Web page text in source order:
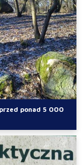
ponad 5 000